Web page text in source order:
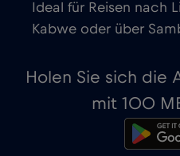
Ideal für Reisen nach
Kabwe oder über
Holen Sie sich die
mit 100